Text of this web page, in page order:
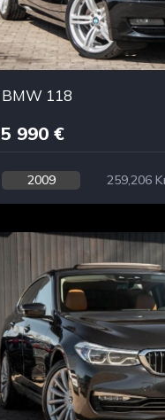
BMW 118
5 990 €
2009 259,206